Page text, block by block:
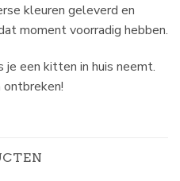
kleuren geleverd en
moment voorradig hebben.
een kitten in huis neemt.
ontbreken!